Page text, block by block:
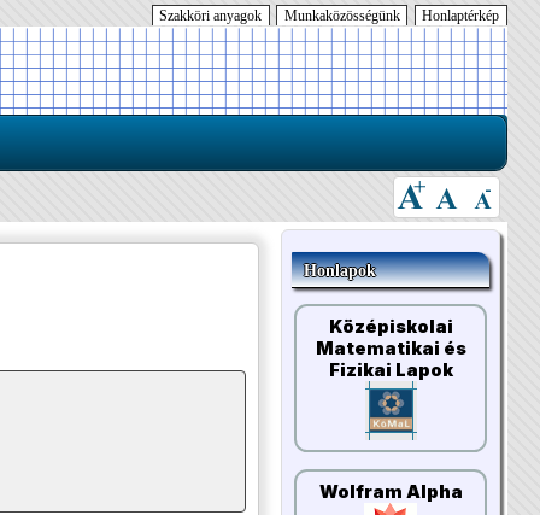
Honlaptérkép
Munkaközösségünk
Szakköri anyagok
Honlapok
Középiskolai
Matematikai és
Fizikai Lapok
Wolfram Alpha